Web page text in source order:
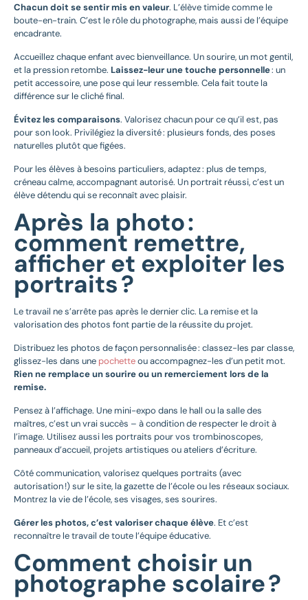
Chacun doit se sentir mis en valeur. L’élève timide comme le
boute-en-train. C’est le rôle du photographe, mais aussi de l’équipe
encadrante.
Accueillez chaque enfant avec bienveillance. Un sourire, un mot gentil,
et la pression retombe. Laissez-leur une touche personnelle: un
petit accessoire, une pose qui leur ressemble. Cela fait toute la
différence sur le cliché final.
Évitez les comparaisons. Valorisez chacun pour ce qu’il est, pas
pour son look. Privilégiez la diversité : plusieurs fonds, des poses
naturelles plutôt que figées.
Pour les élèves à besoins particuliers, adaptez : plus de temps,
créneau calme, accompagnant autorisé. Un portrait réussi, c’est un
élève détendu qui se reconnaît avec plaisir.
Après la photo :
comment remettre,
afficher et exploiter les
portraits ?
Le travail ne s’arrête pas après le dernier clic. La remise et la
valorisation des photos font partie de la réussite du projet.
Distribuez les photos de façon personnalisée : classez-les par classe,
glissez-les dans une pochetteou accompagnez-les d’un petit mot.
Rien ne remplace un sourire ou un remerciement lors de la
remise.
Pensez à l’affichage. Une mini-expo dans le hall ou la salle des
maîtres, c’est un vrai succès – à condition de respecter le droit à
l’image. Utilisez aussi les portraits pour vos trombinoscopes,
panneaux d’accueil, projets artistiques ou ateliers d’écriture.
Côté communication, valorisez quelques portraits (avec
autorisation !) sur le site, la gazette de l’école ou les réseaux sociaux.
Montrez la vie de l’école, ses visages, ses sourires.
Gérer les photos, c’est valoriser chaque élève. Et c’est
reconnaître le travail de toute l’équipe éducative.
Comment choisir un
photographe scolaire ?